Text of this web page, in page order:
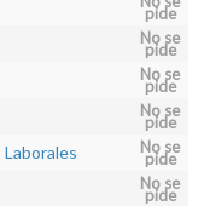
pide
No se
pide
No se
pide
No se
pide
No se
pide
No se
pide